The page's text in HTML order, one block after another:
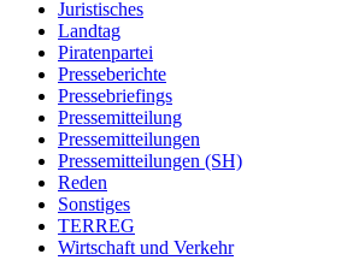
Juristisches
Landtag
Piratenpartei
Presseberichte
Pressebriefings
Pressemitteilung
Pressemitteilungen
Pressemitteilungen (SH)
Reden
Sonstiges
TERREG
Wirtschaft und Verkehr